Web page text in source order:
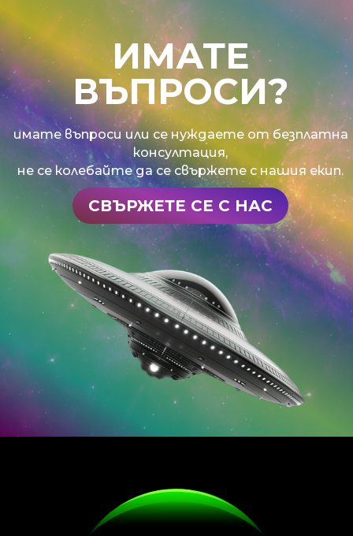
ИМАТЕ
ВЪПРОСИ?
имате въпроси или се нуждаете от безплатна
консултация,
не се колебайте да се свържете с нашия екип.
СВЪРЖЕТЕ СЕ С НАС